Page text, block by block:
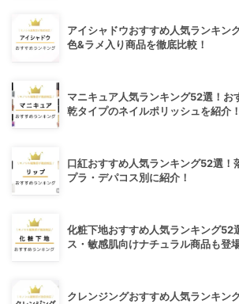
アイシャドウおすすめ人気ランキン
色&ラメ入り商品を徹底比較！
マニキュア人気ランキング52選！お
乾タイプのネイルポリッシュを紹介！
口紅おすすめ人気ランキング52選！
プラ・デパコス別に紹介！
化粧下地おすすめ人気ランキング52
ス・敏感肌向けナチュラル商品も登
クレンジングおすすめ人気ランキン